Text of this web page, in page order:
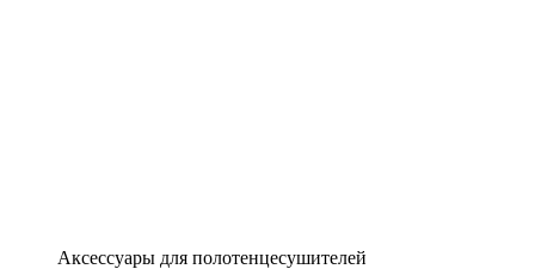
Аксессуары для полотенцесушителей